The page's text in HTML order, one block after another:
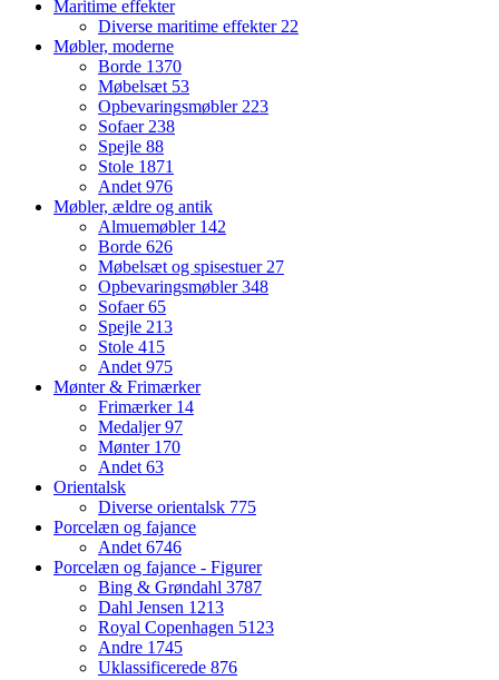
Maritime effekter
Diverse maritime effekter 22
Møbler, moderne
Borde 1370
Møbelsæt 53
Opbevaringsmøbler 223
Sofaer 238
Spejle 88
Stole 1871
Andet 976
Møbler, ældre og antik
Almuemøbler 142
Borde 626
Møbelsæt og spisestuer 27
Opbevaringsmøbler348
Sofaer65
Spejle 213
Stole 415
Andet 975
Mønter & Frimærker
Frimærker 14
Medaljer97
Mønter 170
Andet 63
Orientalsk
Diverse orientalsk 775
Porcelæn og fajance
Andet 6746
Porcelæn og fajance - Figurer
Bing & Grøndahl 3787
Dahl Jensen 1213
Royal Copenhagen 5123
Andre 1745
Uklassificerede 876